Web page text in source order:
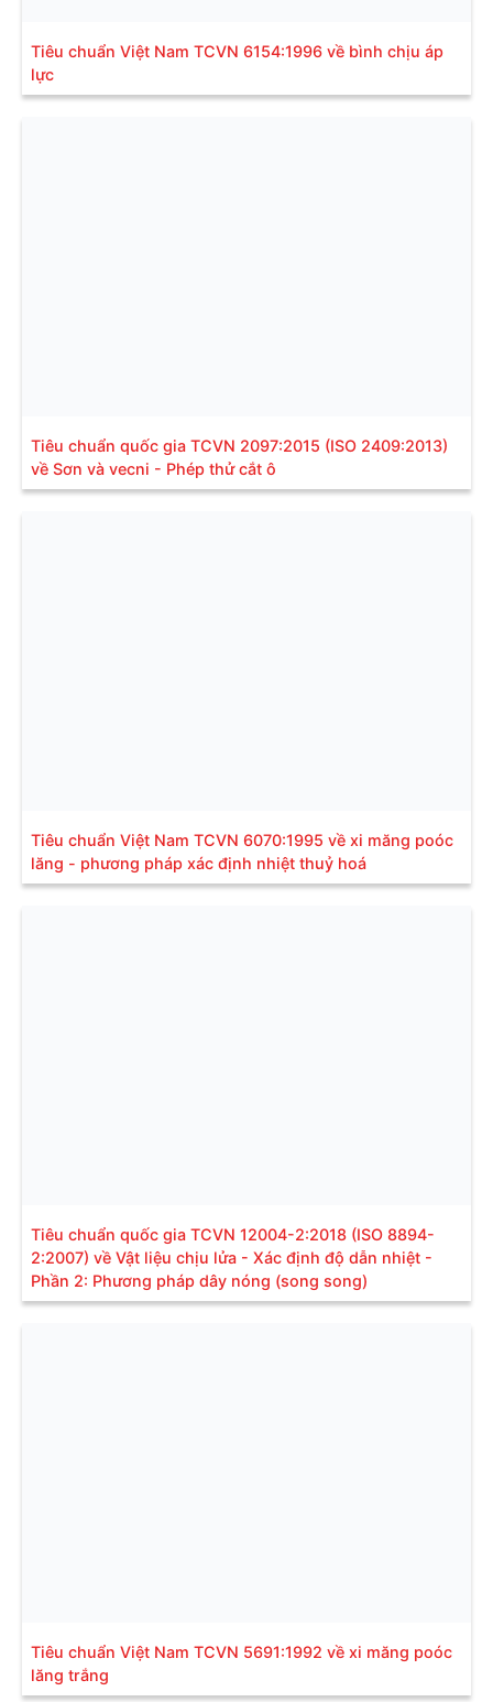
Tiêu chuẩn Việt Nam TCVN 6154:1996 về bình chịu áp
lực
Tiêu chuẩn quốc gia TCVN 2097:2015 (ISO 2409:2013)
về Sơn và vecni - Phép thử cắt ô
Tiêu chuẩn Việt Nam TCVN 6070:1995 về xi măng poóc
lăng - phương pháp xác định nhiệt thuỷ hoá
Tiêu chuẩn quốc gia TCVN 12004-2:2018 (ISO 8894-
2:2007) về Vật liệu chịu lửa - Xác định độ dẫn nhiệt -
Phần 2: Phương pháp dây nóng (song song)
Tiêu chuẩn Việt Nam TCVN 5691:1992 về xi măng poóc
lăng trắng